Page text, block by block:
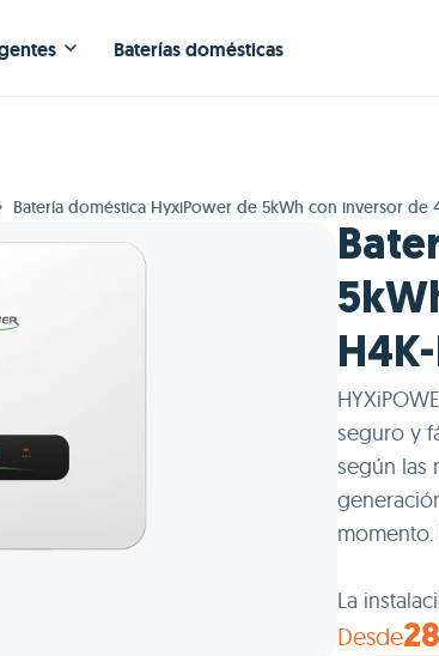
Baterías domésticas
Batería doméstica HyxiPower de 5kWh con inversor de
Desde
seguro y
según las
La